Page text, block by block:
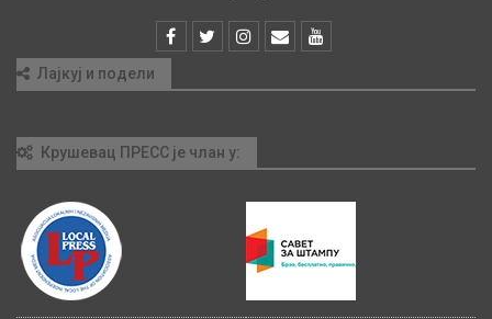
Лајкуј и подели
Крушевац ПРЕСС је члан у: